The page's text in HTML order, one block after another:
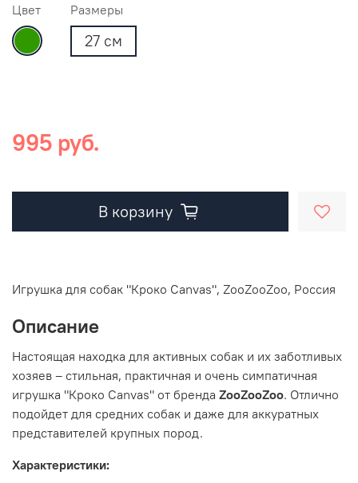
Цвет Размеры
27 см
995 руб.
В корзину
Игрушка для собак "Кроко Canvas", ZooZooZoo, Россия
Описание
Настоящая находка для активных собак и их заботливых
хозяев – стильная, практичная и очень симпатичная
игрушка "Кроко Canvas" от бренда ZooZooZoo. Отлично
подойдет для средних собак и даже для аккуратных
представителей крупных пород.
Характеристики: